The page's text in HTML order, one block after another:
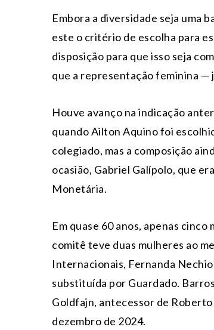
Embora a diversidade seja uma
este o critério de escolha para
disposição para que isso seja
que a representação feminina —
Houve avanço na indicação
quando Ailton Aquino foi
colegiado, mas a composição
ocasião, Gabriel Galípolo, que
Monetária.
Em quase 60 anos, apenas
comitê teve duas mulheres ao
Internacionais, Fernanda
substituída por Guardado.
Goldfajn, antecessor de
dezembro de 2024.